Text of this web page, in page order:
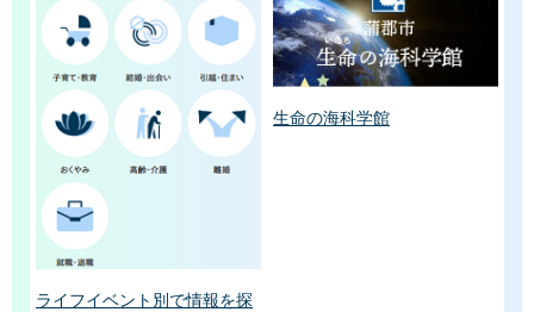
ライフイベント別で情報を探
生命の海科学館